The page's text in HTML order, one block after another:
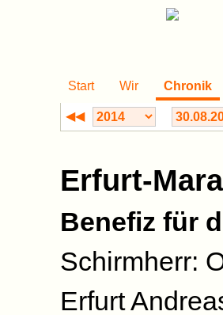
Start Wir Chronik
◀◀
Erfurt-
Benefiz für
Schirmherr:
Erfurt